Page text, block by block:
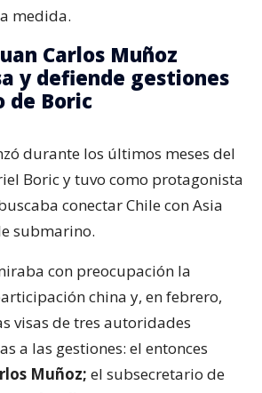
medida.
Carlos Muñoz
y defiende gestiones
de Boric
durante los últimos meses del
Boric y tuvo como protagonista
conectar Chile con Asia
submarino.
con preocupación la
china y, en febrero,
visas de tres autoridades
a las gestiones: el entonces
Muñoz; el subsecretario de